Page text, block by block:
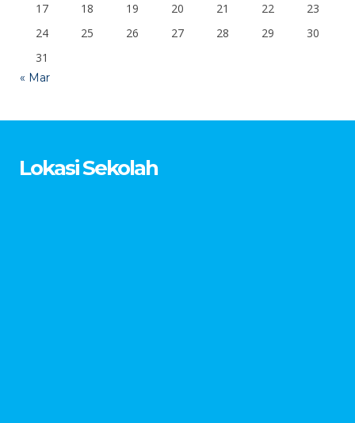
17
18 19 20 21 22
23
24
25 26 27 28 29
30
31
« Mar
Lokasi Sekolah